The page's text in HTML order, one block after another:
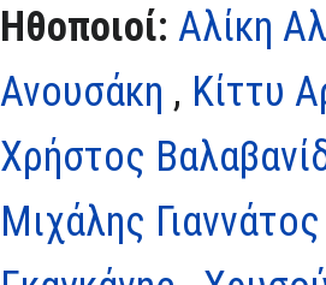
Ηθοποιοί: Αλίκη
Ανουσάκη , Κίττυ
Χρήστος
Μιχάλης Γιαννάτος